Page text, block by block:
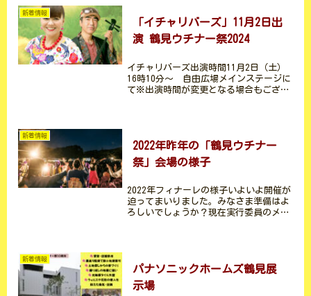
新着情報
「イチャリバーズ」11月2日出
演 鶴見ウチナー祭2024
イチャリバーズ出演時間11月2日（土）
16時10分～ 自由広場メインステージに
て※出演時間が変更となる場合もござい
新着情報
2022年昨年の「鶴見ウチナー
祭」会場の様子
2022年フィナーレの様子いよいよ開催が
迫ってまいりました。みなさま準備はよ
ろしいでしょうか？現在実行委員のメン
新着情報
パナソニックホームズ鶴見展
示場